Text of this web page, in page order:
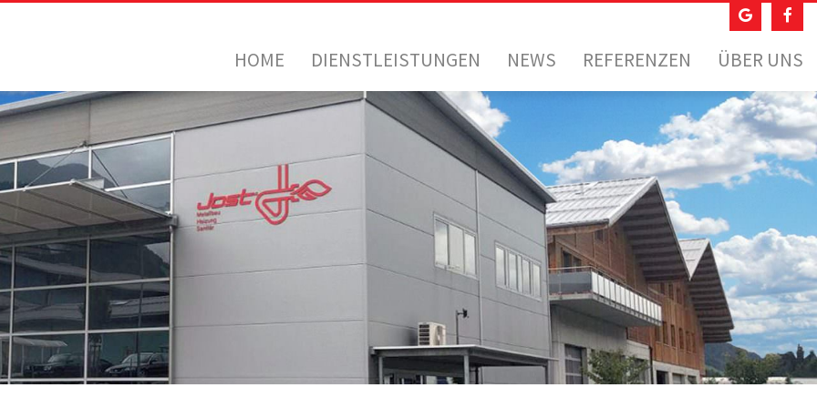
HOME DIENSTLEISTUNGEN NEWS REFERENZEN ÜBER UNS